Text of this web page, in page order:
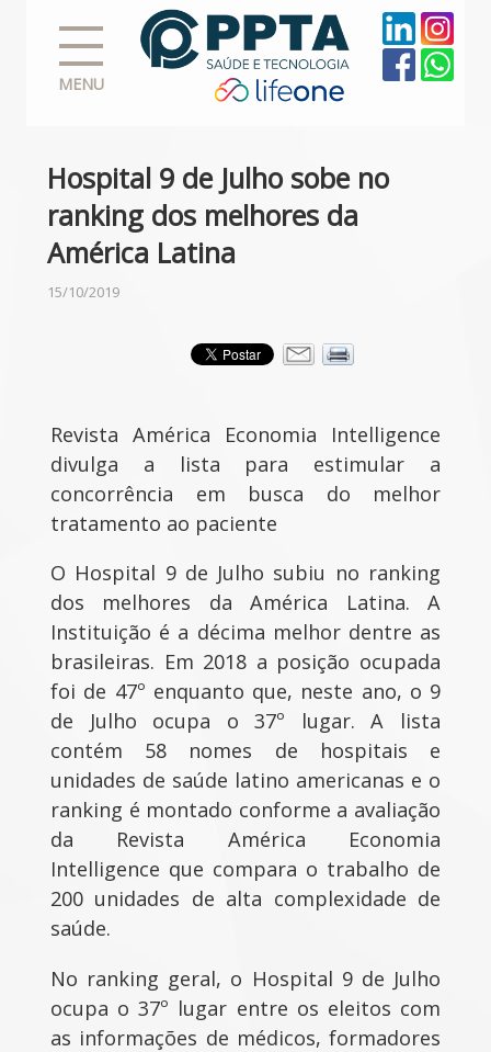
MENU
Hospital 9 de Julho sobe no
ranking dos melhores da
América Latina
15/10/2019
Revista América Economia Intelligence
divulga a lista para estimular a
concorrência em busca do melhor
tratamento ao paciente
O Hospital 9 de Julho subiu no ranking
dos melhores da América Latina. A
Instituição é a décima melhor dentre as
brasileiras. Em 2018 a posição ocupada
foi de 47º enquanto que, neste ano, o 9
de Julho ocupa o 37º lugar. A lista
contém 58 nomes de hospitais e
unidades de saúde latino americanas e o
ranking é montado conforme a avaliação
da Revista América Economia
Intelligence que compara o trabalho de
200 unidades de alta complexidade de
saúde.
No ranking geral, o Hospital 9 de Julho
ocupa o 37º lugar entre os eleitos com
as informações de médicos, formadores